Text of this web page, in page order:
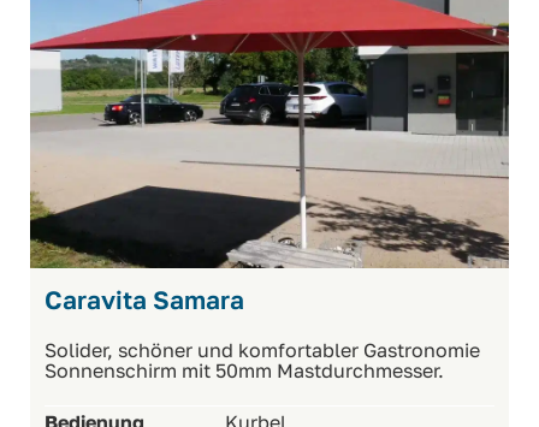
Caravita Samara
Solider, schöner und komfortabler Gastronomie
Sonnenschirm mit 50mm Mastdurchmesser.
Bedienung Kurbel